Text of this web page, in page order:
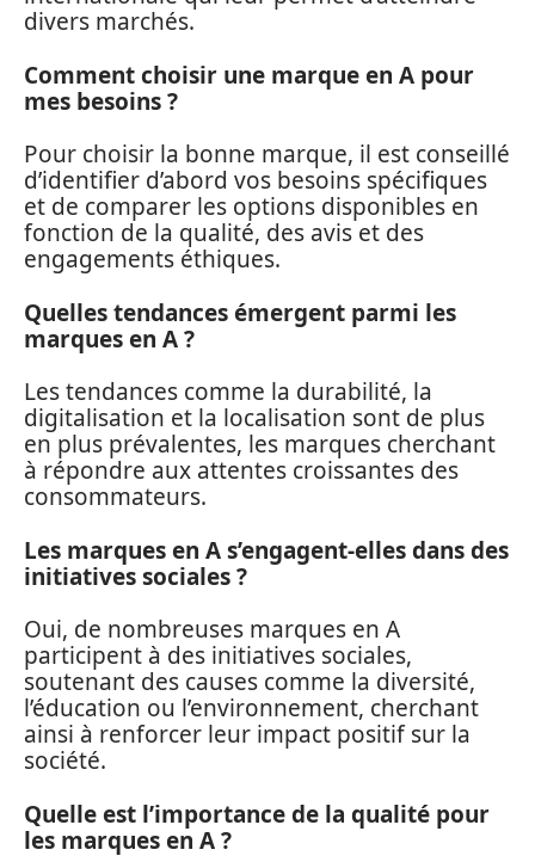
divers marchés.
Comment choisir une marque en A pour
mes besoins ?
Pour choisir la bonne marque, il est conseillé
d’identifier d’abord vos besoins spécifiques
et de comparer les options disponibles en
fonction de la qualité, des avis et des
engagements éthiques.
Quelles tendances émergent parmi les
marques en A ?
Les tendances comme la durabilité, la
digitalisation et la localisation sont de plus
en plus prévalentes, les marques cherchant
à répondre aux attentes croissantes des
consommateurs.
Les marques en A s’engagent-elles dans des
initiatives sociales ?
Oui, de nombreuses marques en A
participent à des initiatives sociales,
soutenant des causes comme la diversité,
l’éducation ou l’environnement, cherchant
ainsi à renforcer leur impact positif sur la
société.
Quelle est l’importance de la qualité pour
les marques en A ?